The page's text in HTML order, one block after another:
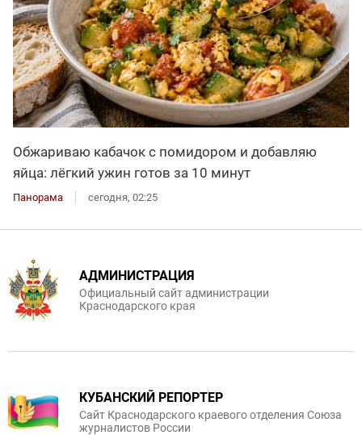
Обжариваю кабачок с помидором и добавляю
яйца: лёгкий ужин готов за 10 минут
Панорама сегодня, 02:25
АДМИНИСТРАЦИЯ
Официальный сайт администрации
Краснодарского края
КУБАНСКИЙ РЕПОРТЕР
Сайт Краснодарского краевого отделения Союза
журналистов России